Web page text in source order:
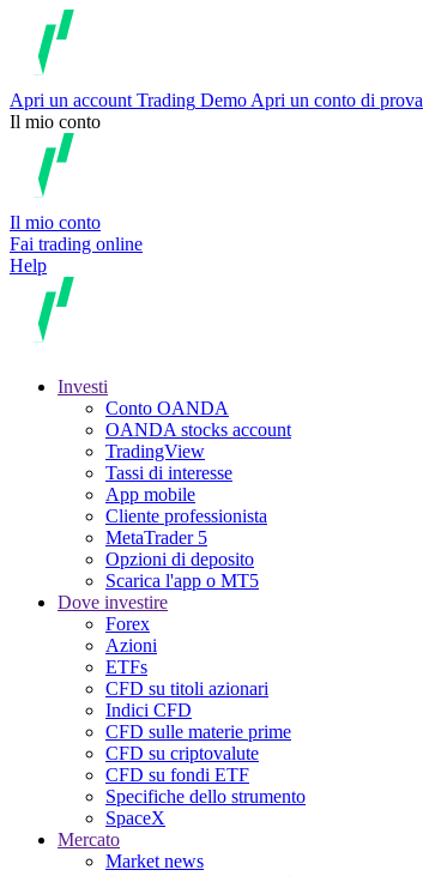
Apri un account Trading Demo Apri un conto di prova
Il mio conto
Il mio conto
Fai trading online
Help
Investi
Conto OANDA
OANDA stocks account
TradingView
Tassi di interesse
App mobile
Cliente professionista
MetaTrader 5
Opzioni di deposito
Scarica l'app o MT5
Dove investire
Forex
Azioni
ETFs
CFD su titoli azionari
Indici CFD
CFD sulle materie prime
CFD su criptovalute
CFD su fondi ETF
Specifiche dello strumento
SpaceX
Mercato
Market news